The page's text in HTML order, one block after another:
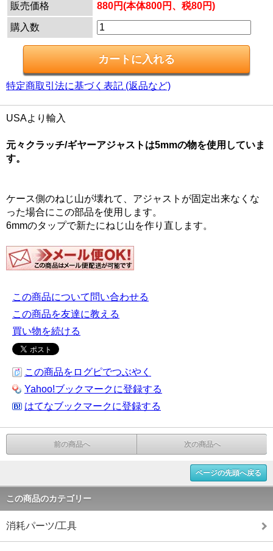
販売価格 880円(本体800円、税80円)
購入数
特定商取引法に基づく表記 (返品など)
USAより輸入
元々クラッチ/ギヤーアジャストは5mmの物を使用していま
す。
ケース側のねじ山が壊れて、アジャストが固定出来なくな
った場合にこの部品を使用します。
6mmのタップで新たにねじ山を作り直します。
この商品について問い合わせる
この商品を友達に教える
買い物を続ける
この商品をログピでつぶやく
Yahoo!ブックマークに登録する
はてなブックマークに登録する
前の商品へ 次の商品へ
ページの先頭へ戻る
この商品のカテゴリー
消耗パーツ/工具